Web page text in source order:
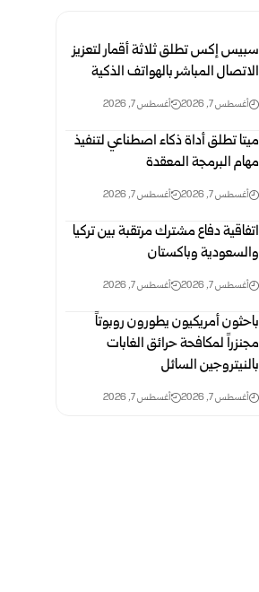
سبيس إكس تطلق ثلاثة أقمار لتعزيز
الاتصال المباشر بالهواتف الذكية
أغسطس 7, 2026 أغسطس 7, 2026
ميتا تطلق أداة ذكاء اصطناعي لتنفيذ
مهام البرمجة المعقدة
أغسطس 7, 2026 أغسطس 7, 2026
اتفاقية دفاع مشترك مرتقبة بين تركيا
والسعودية وباكستان
أغسطس 7, 2026 أغسطس 7, 2026
باحثون أمريكيون يطورون روبوتاً
مجنزراً لمكافحة حرائق الغابات
بالنيتروجين السائل
أغسطس 7, 2026 أغسطس 7, 2026